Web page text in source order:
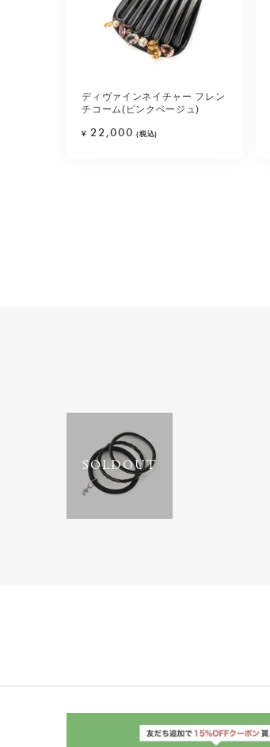
ディヴァインネイチャー フレン
チコーム(ピンクベージュ)
¥ 22,000 (税込)
SOLDOUT